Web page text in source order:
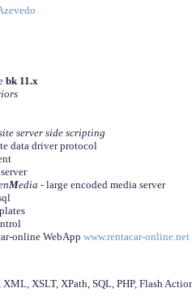
bk 11.x
server side scripting
data driver protocol
Media - large encoded media server
online WebApp www.rentacar-online.net
XSLT, XPath, SQL, PHP, Flash